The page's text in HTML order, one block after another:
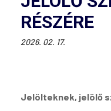
RÉSZÉRE
2026. 02. 17.
Jelölteknek, jelölő